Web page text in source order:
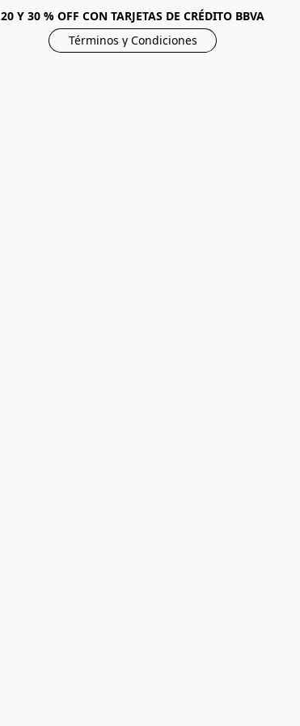
20 Y 30 % OFF CON TARJETAS DE CRÉDITO BBVA
Términos y Condiciones